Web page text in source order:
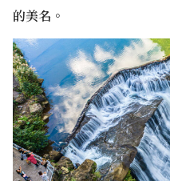
的美名。